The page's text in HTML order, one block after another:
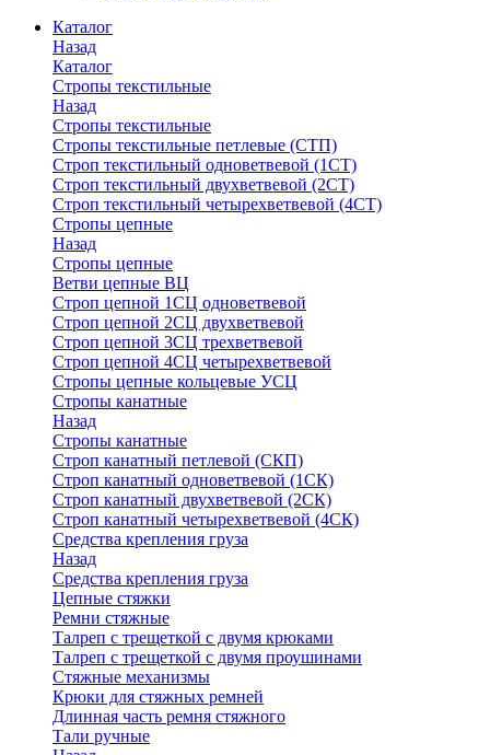
Каталог
Назад
Каталог
Стропы текстильные
Назад
Стропы текстильные
Стропы текстильные петлевые (СТП)
Строп текстильный одноветвевой (1СТ)
Строп текстильный двухветвевой (2СТ)
Строп текстильный четырехветвевой (4СТ)
Стропы цепные
Назад
Стропы цепные
Ветви цепные ВЦ
Строп цепной 1СЦ одноветвевой
Строп цепной 2СЦ двухветвевой
Строп цепной 3СЦ трехветвевой
Строп цепной 4СЦ четырехветвевой
Стропы цепные кольцевые УСЦ
Стропы канатные
Назад
Стропы канатные
Строп канатный петлевой (СКП)
Строп канатный одноветвевой (1СК)
Строп канатный двухветвевой (2СК)
Строп канатный четырехветвевой (4СК)
Средства крепления груза
Назад
Средства крепления груза
Цепные стяжки
Ремни стяжные
Талреп с трещеткой с двумя крюками
Талреп с трещеткой с двумя проушинами
Стяжные механизмы
Крюки для стяжных ремней
Длинная часть ремня стяжного
Тали ручные